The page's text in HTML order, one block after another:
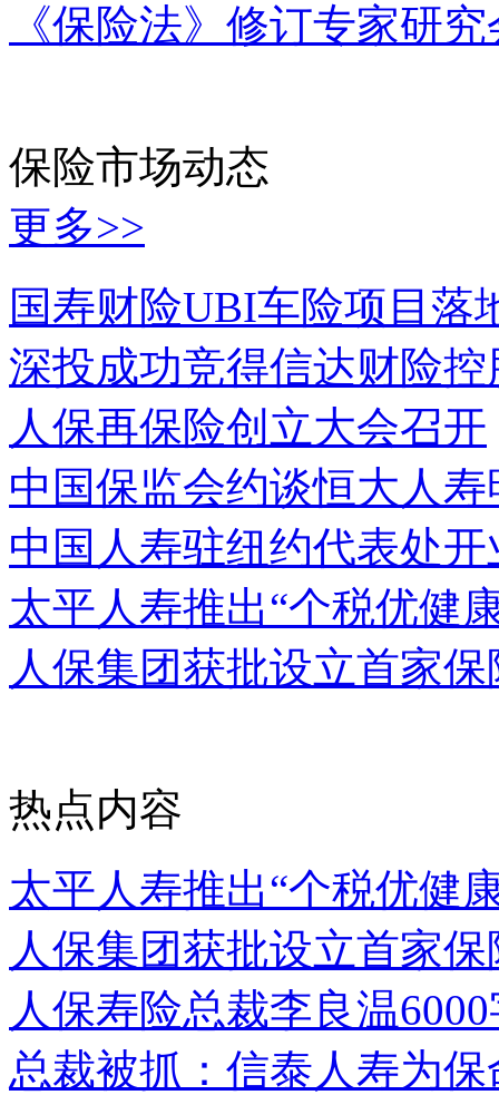
《保险法》修订专家研
保险市场动态
更多>>
国寿财险UBI车险项目落
深投成功竞得信达财险控
人保再保险创立大会召开
中国保监会约谈恒大人寿
中国人寿驻纽约代表处开
太平人寿推出“个税优健
人保集团获批设立首家保
热点内容
太平人寿推出“个税优健
人保集团获批设立首家保
人保寿险总裁李良温
总裁被抓：信泰人寿为保